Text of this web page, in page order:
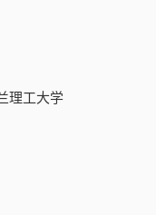
理工大学